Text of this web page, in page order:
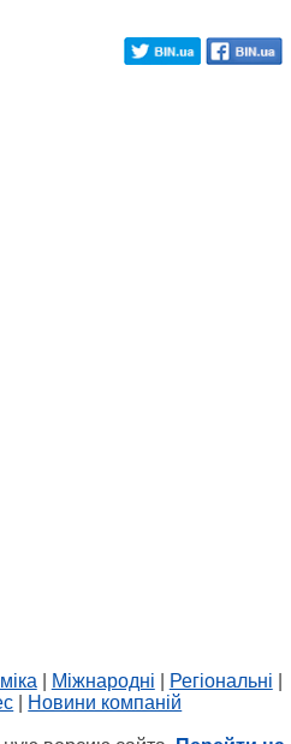
Міжнародні Регіональні
Новини компаній